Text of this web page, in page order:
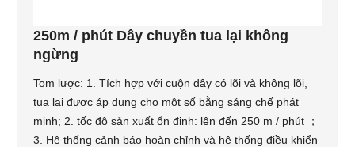
250m / phút Dây chuyền tua lại không
ngừng
Tom lược: 1. Tích hợp với cuộn dây có lõi và không lõi,
tua lại được áp dụng cho một số bằng sáng chế phát
minh; 2. tốc độ sản xuất ổn định: lên đến 250 m / phút ；
3. Hệ thống cảnh báo hoàn chỉnh và hệ thống điều khiển